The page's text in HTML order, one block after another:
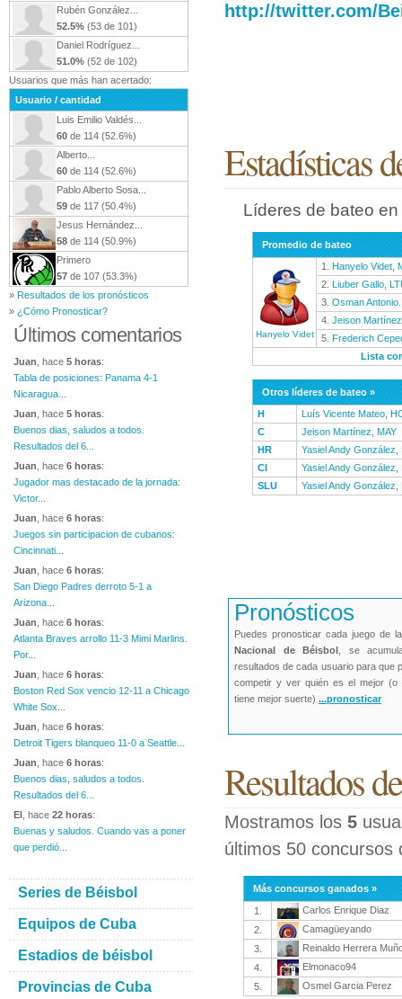
http://twitter.com/
Estadísticas
Líderes de bateo
Promedio de bateo
Hanyelo Videt
1. Hanyelo Videt
2. Liuber Gallo
3. Osman
4. Jeison Martínez
5. Frederich
Lista
Otros líderes de bateo »
H
Luís Vicente Mateo
C
Jeison Martínez
MAY
HR
Yasiel Andy González
CI
Yasiel Andy González
SLU
Yasiel Andy González
Pronósticos
Puedes pronosticar cada juego de
Nacional de Béisbol , se
resultados de cada usuario para que
competir y ver quién es el mejor (o
tiene mejor suerte) ...pronosticar
Resultados
Mostramos los 5
últimos 50 concursos
Más concursos ganados »
1.
Carlos Enrique Diaz
2.
Camagüeyando
3.
Reinaldo Herrera
4.
Elmonaco94
5.
Osmel Garcia Perez
Rubén González...
52.5% (53 de 101)
Daniel Rodríguez...
51.0% (52 de 102)
Usuarios que más han acertado:
Usuario / cantidad
Luis Emilio Valdés...
60 de 114 (52.6%)
Alberto...
60 de 114 (52.6%)
Pablo Alberto Sosa...
59 de 117 (50.4%)
Jesus Hernández...
58 de 114 (50.9%)
Primero
57 de 107 (53.3%)
» Resultados de los pronósticos
» ¿Cómo Pronosticar?
Últimos comentarios
Juan , hace 5 horas:
Tabla de posiciones: Panama 4-1
Nicaragua...
Juan , hace 5 horas:
Buenos dias, saludos a todos.
Resultados del 6...
Juan , hace 6 horas:
Jugador mas destacado de la jornada:
Victor...
Juan , hace 6 horas:
Juegos sin participacion de cubanos:
Cincinnati...
Juan , hace 6 horas:
San Diego Padres derroto 5-1 a
Arizona...
Juan , hace 6 horas:
Atlanta Braves arrollo 11-3 Mimi Marlins.
Por...
Juan , hace 6 horas:
Boston Red Sox vencio 12-11 a Chicago
White Sox...
Juan , hace 6 horas:
Detroit Tigers blanqueo 11-0 a Seattle...
Juan , hace 6 horas:
Buenos dias, saludos a todos.
Resultados del 6...
El , hace 22 horas:
Buenas y saludos. Cuando vas a poner
que perdió...
Series de Béisbol
Equipos de Cuba
Estadios de béisbol
Provincias de Cuba